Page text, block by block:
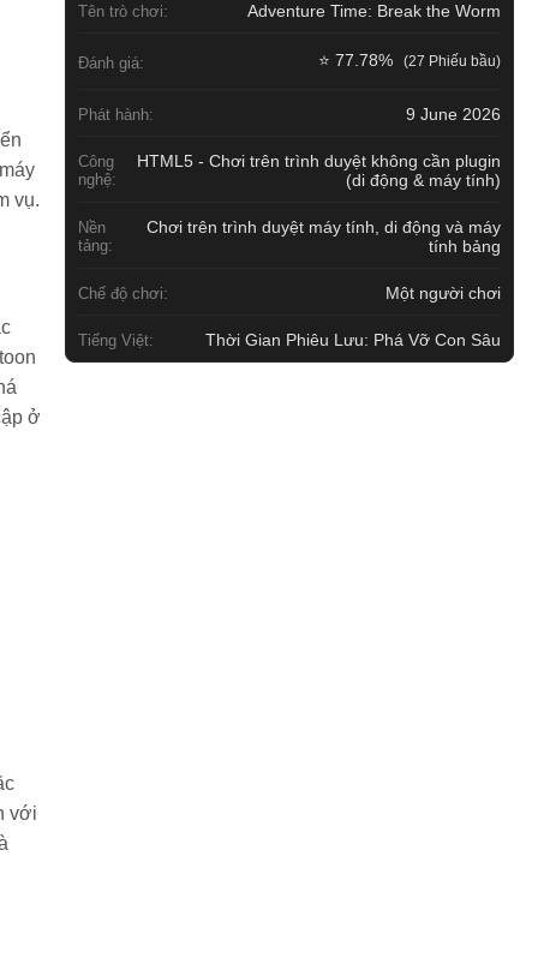
vụ.
ở
với
Tên trò chơi: Adventure Time: Break the Worm
Đánh giá: ⭐ 77.78% (27 Phiếu bầu)
Phát hành: 9 June 2026
Công
nghệ:
HTML5 - Chơi trên trình duyệt không cần plugin
(di động & máy tính)
Nền
tảng:
Chơi trên trình duyệt máy tính, di động và máy
tính bảng
Chế độ chơi: Một người chơi
Tiếng Việt: Thời Gian Phiêu Lưu: Phá Vỡ Con Sâu